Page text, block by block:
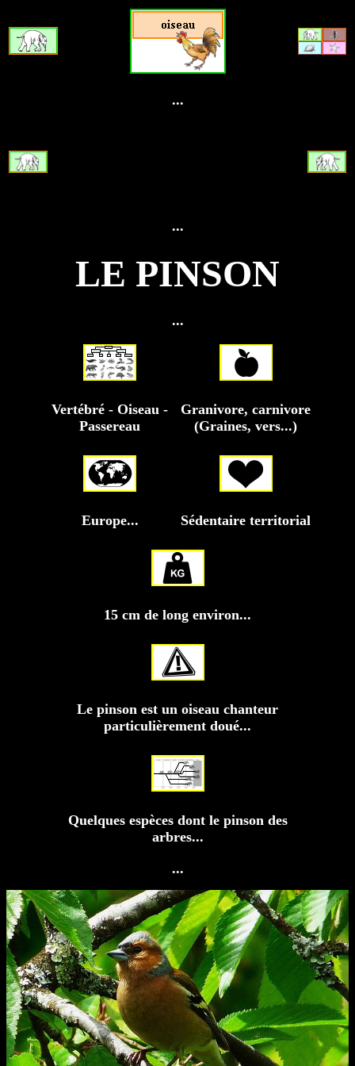
...
...
LE PINSON
...
Vertébré - Oiseau -
Passereau
Granivore, carnivore
(Graines, vers...)
Europe... Sédentaire territorial
15 cm de long environ...
Le pinson est un oiseau chanteur
particulièrement doué...
Quelques espèces dont le pinson des
arbres...
...